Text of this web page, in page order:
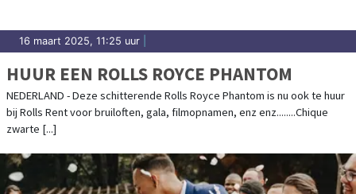
16 maart 2025, 11:25 uur
HUUR EEN ROLLS ROYCE PHANTOM
NEDERLAND - Deze schitterende Rolls Royce Phantom is nu ook te huur
bij Rolls Rent voor bruiloften, gala, filmopnamen, enz enz........Chique
zwarte [...]